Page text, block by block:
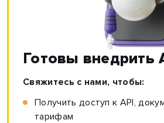
Готовы внедрить
Свяжитесь с нами, чтобы:
Получить доступ к API,
тарифам